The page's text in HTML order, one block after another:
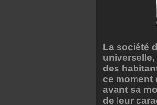
La société
des
ce moment
avant sa
de leur